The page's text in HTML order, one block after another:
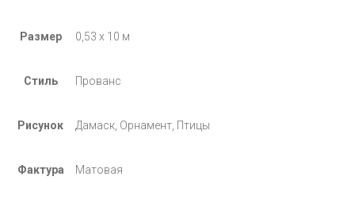
Размер 0,53 х 10 м
Стиль Прованс
Рисунок Дамаск, Орнамент, Птицы
Фактура Матовая